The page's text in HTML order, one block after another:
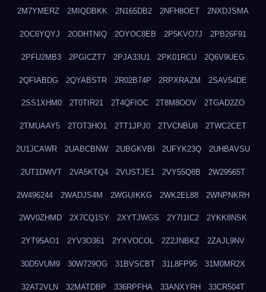
2M7YMERZ 2MIQDBKK 2N165DB2 2NFH8OET 2NXDJSMA
2OC6YQYJ 2ODHTNIQ 2OYOC8EB 2P5KVO7J 2PB26F91
2PFU2MB3 2PGICZT7 2PJA33U1 2PK01RCU 2Q6V9UEG
2QFIABDG 2QYABSTR 2R02B74P 2RPXRAZM 2SAV54DE
2SS1XHM0 2T0TIR21 2T4QFIOC 2T8M8OOV 2TGAD2ZO
2TMUAAY5 2TOT3HO1 2TT1JPJ0 2TVCNBU8 2TWC2CET
2U1JCAWR 2UABCBNW 2UBGKVBI 2UFYK23Q 2UHBAVSU
2UT1DWVT 2VA5KTQ4 2VUSTJE1 2VY55Q8B 2W29565T
2W496244 2WADJS4M 2WGUIKKG 2WK2EL88 2WNPNKRH
2WV0ZHMD 2X7CQ1SY 2XYTJWGS 2Y7I1IC2 2YKK8NSK
2YT95AO1 2YV3O361 2YXVOCOL 2Z2JNBKZ 2ZAJL9NV
30D5VUM9 30W729OG 31BVSCBT 31L8FP95 31M0MR2X
32AT2VLN 32MATDBP 336RPFHA 33ANXYRH 33CR504T